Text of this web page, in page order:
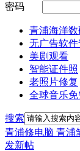
密码
青浦海洋
无广告软件
美剧观看
智能证件照
老照片修复
全球音乐免
搜索
青浦修电脑 青浦
发新帖